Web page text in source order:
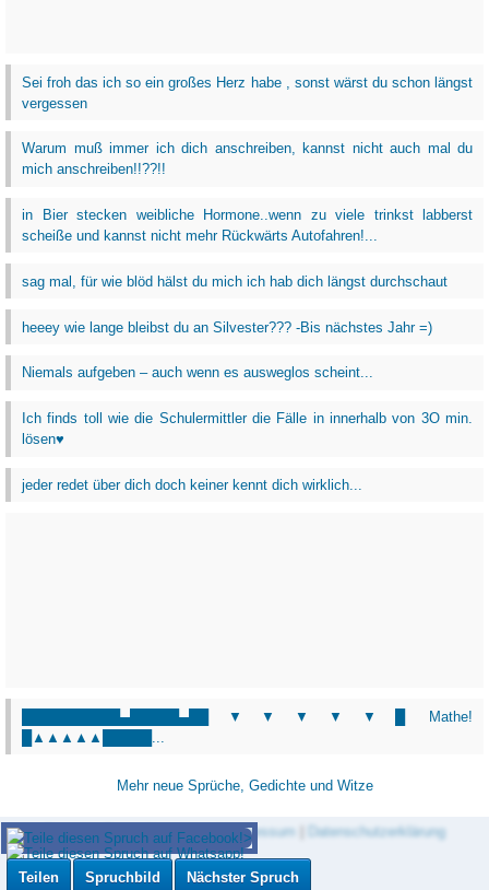
Teilen Spruchbild Nächster Spruch
Sei froh das ich so ein großes Herz habe , sonst wärst du schon längst
vergessen
Warum muß immer ich dich anschreiben, kannst nicht auch mal du
mich anschreiben!!??!!
in Bier stecken weibliche Hormone..wenn zu viele trinkst labberst
scheiße und kannst nicht mehr Rückwärts Autofahren!...
sag mal, für wie blöd hälst du mich ich hab dich längst durchschaut
heeey wie lange bleibst du an Silvester??? -Bis nächstes Jahr =)
Niemals aufgeben – auch wenn es ausweglos scheint...
Ich finds toll wie die Schulermittler die Fälle in innerhalb von 3O min.
lösen♥
jeder redet über dich doch keiner kennt dich wirklich...
██████████▄█████▄██▼▼▼▼▼█ Mathe!
█▲▲▲▲▲█████...
Mehr neue Sprüche, Gedichte und Witze
Zitat des Tages Newsletter| Impressum Datenschutzerklärung